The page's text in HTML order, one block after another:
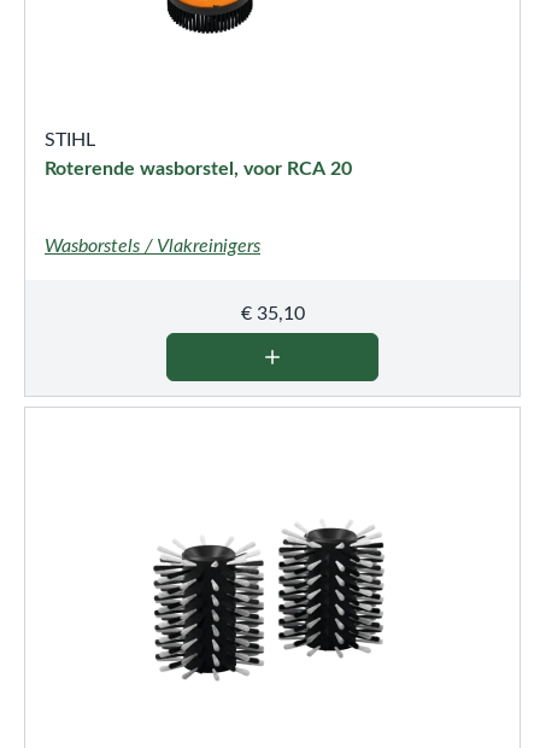
STIHL
Roterende wasborstel, voor RCA 20
Wasborstels / Vlakreinigers
€35,10